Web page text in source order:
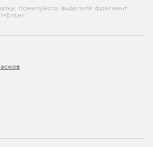
пожалуйста, выделите фрагмент